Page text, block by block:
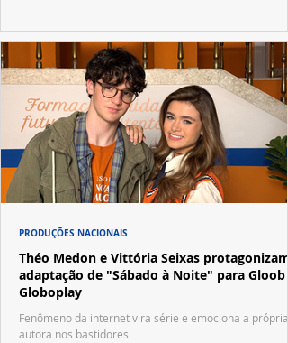
Théo Medon e Vittória Seixas protagonizam
adaptação de "Sábado à Noite" para Gloob e
Globoplay
Fenômeno da internet vira série e emociona a própria
autora nos bastidores
PRODUÇÕES NACIONAIS